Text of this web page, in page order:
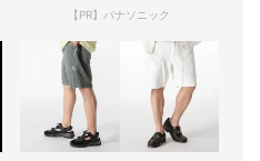
【PR】パナソニック